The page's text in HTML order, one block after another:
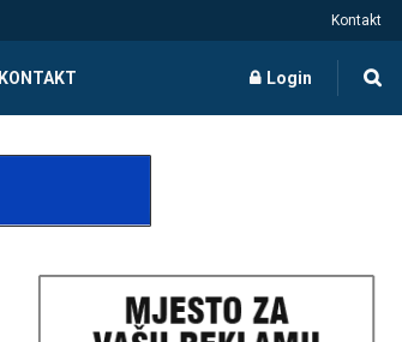
Kontakt
KONTAKT Login